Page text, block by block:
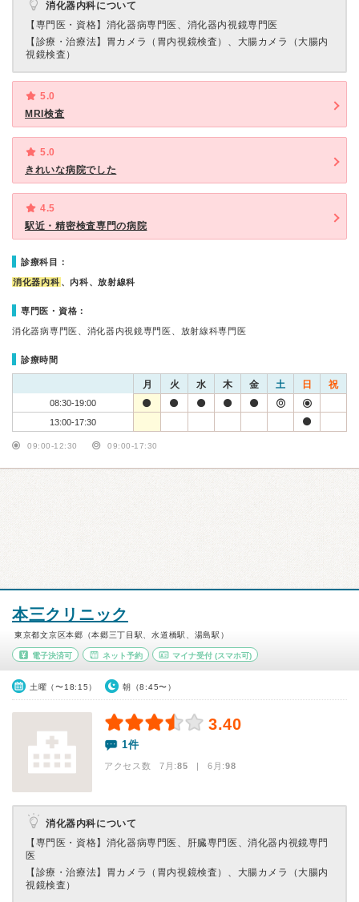
消化器内科について
【専門医・資格】 消化器病専門医、消化器内視鏡専門医
【診療・治療法】 胃カメラ（胃内視鏡検査）、大腸カメラ（大腸内
視鏡検査）
5.0
MRI検査
5.0
きれいな病院でした
4.5
駅近・精密検査専門の病院
診療科目：
消化器内科 、内科、放射線科
専門医・資格：
消化器病専門医、消化器内視鏡専門医、放射線科専門医
診療時間
月 火 水 木 金 土 日 祝
08:30-19:00
13:00-17:30
09:00-12:30 09:00-17:30
本三クリニック
東京都文京区本郷（本郷三丁目駅、水道橋駅、湯島駅）
電子決済可 ネット予約 マイナ受付 (スマホ可)
土曜（〜18:15） 朝（8:45〜）
3.40
1件
アクセス数 7月:85 | 6月:98
消化器内科について
【専門医・資格】 消化器病専門医、肝臓専門医、消化器内視鏡専門
医
【診療・治療法】 胃カメラ（胃内視鏡検査）、大腸カメラ（大腸内
視鏡検査）